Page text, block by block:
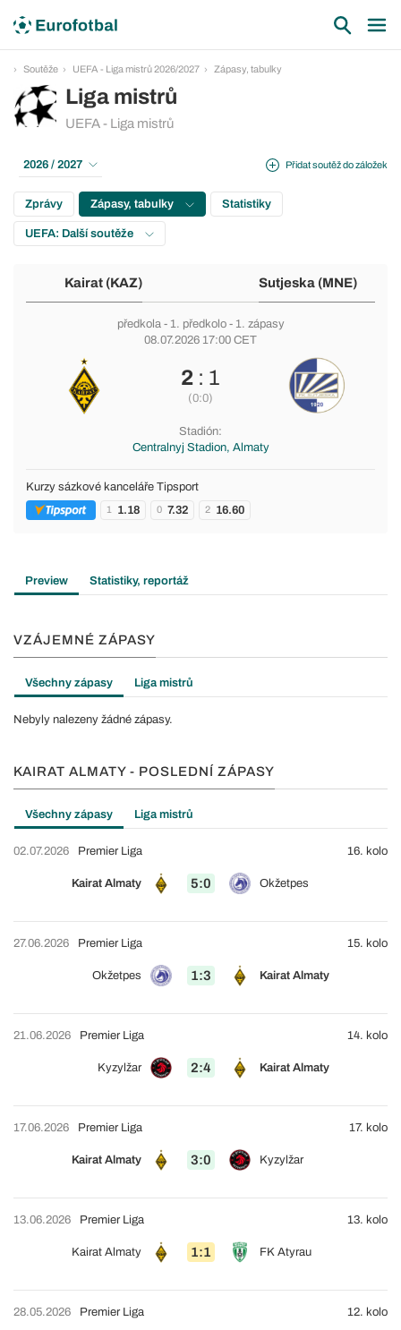
Soutěže UEFA - Liga mistrů 2026/2027 Zápasy, tabulky
Liga mistrů
UEFA - Liga mistrů
Přidat soutěž do záložek
2026 / 2027
Zprávy Zápasy, tabulky Statistiky
UEFA: Další soutěže
Kairat (KAZ) Sutjeska (MNE)
předkola- 1. předkolo- 1. zápasy
08.07.2026 17:00 CET
2: 1
(0:0)
Stadión:
Centralnyj Stadion, Almaty
Kurzy sázkové kanceláře Tipsport
1 1.18 0 7.32 2 16.60
Preview Statistiky, reportáž
VZÁJEMNÉ ZÁPASY
Všechny zápasy Liga mistrů
Nebyly nalezeny žádné zápasy.
KAIRAT ALMATY - POSLEDNÍ ZÁPASY
Všechny zápasy Liga mistrů
02.07.2026
Kairat Almaty 5:0 Okžetpes
Premier Liga 16. kolo
27.06.2026
Okžetpes 1:3 Kairat Almaty
Premier Liga 15. kolo
21.06.2026
Kyzylžar 2:4 Kairat Almaty
Premier Liga 14. kolo
17.06.2026
Kairat Almaty 3:0 Kyzylžar
Premier Liga 17. kolo
13.06.2026
Kairat Almaty 1:1 FK Atyrau
Premier Liga 13. kolo
28.05.2026 Premier Liga 12. kolo